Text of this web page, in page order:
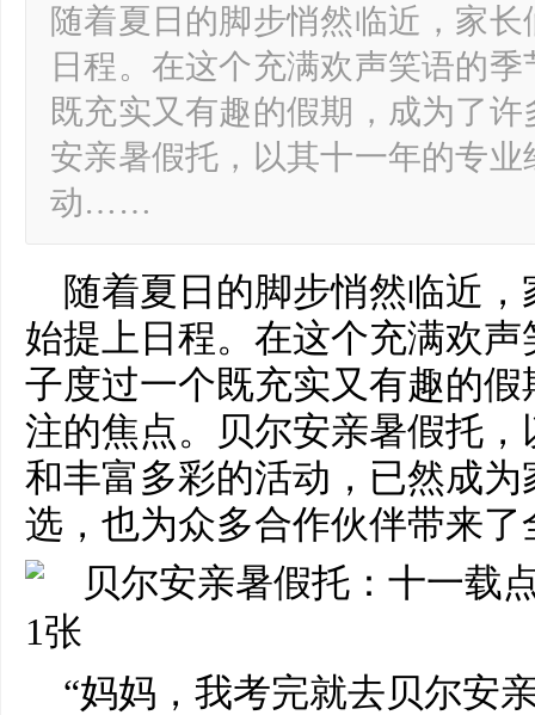
随着夏日的脚步悄然临近，家
日程。在这个充满欢声笑语的
既充实又有趣的假期，成为了
安亲暑假托，以其十一年的专
动……
随着夏日的脚步悄然临近
始提上日程。在这个充满欢
子度过一个既充实又有趣的
注的焦点。贝尔安亲暑假托
和丰富多彩的活动，已然成
选，也为众多合作伙伴带来
“妈妈，我考完就去贝尔安